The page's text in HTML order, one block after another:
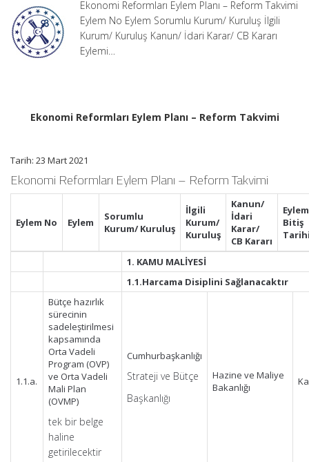
Takvimi
için
Ekonomi Reformları Eylem Planı – Reform Takvimi
Eylem No Eylem Sorumlu Kurum/ Kuruluş İlgili
Kurum/ Kuruluş Kanun/ İdari Karar/ CB Kararı
Eylemi…
Ekonomi Reformları Eylem Planı – Reform Takvimi
Tarih: 23 Mart 2021
Ekonomi Reformları Eylem Planı – Reform Takvimi
Eylem No Eylem
Sorumlu
Kurum/Kuruluş
İlgili
Kurum/
Kuruluş
Kanun/
İdari
Karar/
CB Kararı
Bitiş
1. KAMU MALİYESİ
1.1.Harcama Disiplini Sağlanacaktır
1.1.a.
Bütçe hazırlık
sürecinin
sadeleştirilmesi
kapsamında
Orta Vadeli
Program (OVP)
ve Orta Vadeli
Mali Plan
(OVMP)
tek bir belge
haline
getirilecektir
Cumhurbaşkanlığı
Strateji ve Bütçe
Başkanlığı
Hazine ve Maliye
Bakanlığı